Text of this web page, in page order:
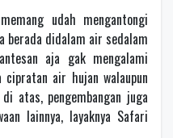
udah mengantongi
didalam air sedalam
aja gak mengalami
air hujan walaupun
atas, pengembangan juga
lainnya, layaknya Safari